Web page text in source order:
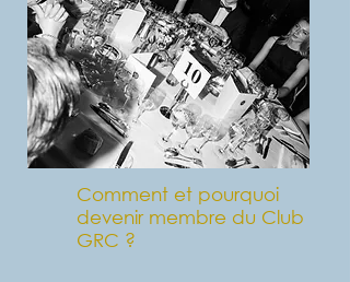
Comment et pourquoi
devenir membre du Club
GRC ?